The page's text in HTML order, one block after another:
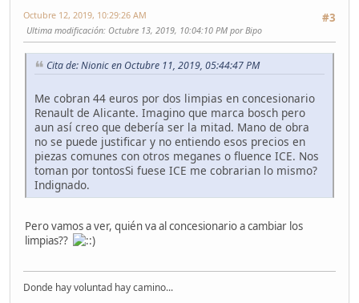
#3
Octubre 12, 2019, 10:29:26 AM
Ultima modificación: Octubre 13, 2019, 10:04:10 PM por Bipo
Cita de: Nionic en Octubre 11, 2019, 05:44:47 PM
Me cobran 44 euros por dos limpias en concesionario
Renault de Alicante. Imagino que marca bosch pero
aun así creo que debería ser la mitad. Mano de obra
no se puede justificar y no entiendo esos precios en
piezas comunes con otros meganes o fluence ICE. Nos
toman por tontosSi fuese ICE me cobrarian lo mismo?
Indignado.
Pero vamos a ver, quién va al concesionario a cambiar los
limpias??
Donde hay voluntad hay camino...